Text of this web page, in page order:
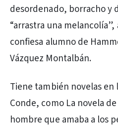
desordenado, borracho y
“arrastra una
confiesa alumno de
Vázquez Montalbán.
Tiene también novelas en
Conde, como La novela
hombre que amaba a los